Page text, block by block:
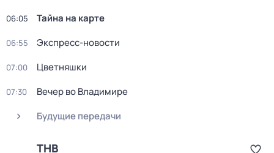
06:05 Тайна на карте
06:55 Экспресс-новости
07:00 Цветняшки
07:30
Вечер во Владимире
Будущие передачи
ТНВ